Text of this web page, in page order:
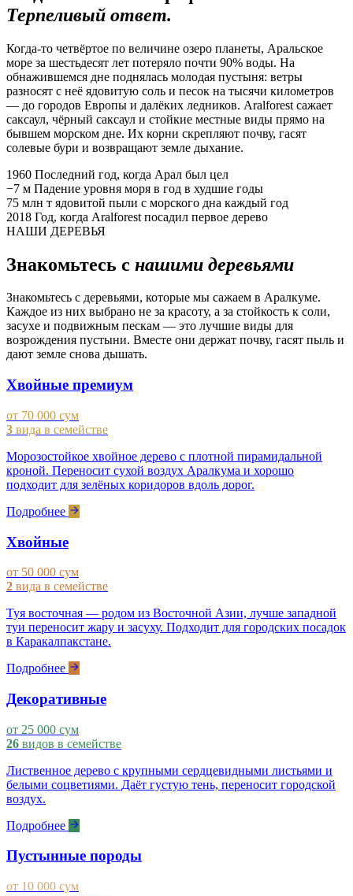
Терпеливый ответ.
Когда-то четвёртое по величине озеро планеты, Аральское
море за шестьдесят лет потеряло почти 90% воды. На
обнажившемся дне поднялась молодая пустыня: ветры
разносят с неё ядовитую соль и песок на тысячи километров
— до городов Европы и далёких ледников. Aralforest сажает
саксаул, чёрный саксаул и стойкие местные виды прямо на
бывшем морском дне. Их корни скрепляют почву, гасят
солевые бури и возвращают земле дыхание.
1960 Последний год, когда Арал был цел
−7 м Падение уровня моря в год в худшие годы
75 млн т ядовитой пыли с морского дна каждый год
2018 Год, когда Aralforest посадил первое дерево
НАШИ ДЕРЕВЬЯ
Знакомьтесь с нашими деревьями
Знакомьтесь с деревьями, которые мы сажаем в Аралкуме.
Каждое из них выбрано не за красоту, а за стойкость к соли,
засухе и подвижным пескам — это лучшие виды для
возрождения пустыни. Вместе они держат почву, гасят пыль и
дают земле снова дышать.
Хвойные премиум
от 70 000 сум
3 вида в семействе
Морозостойкое хвойное дерево с плотной пирамидальной
кроной. Переносит сухой воздух Аралкума и хорошо
подходит для зелёных коридоров вдоль дорог.
Подробнее
Хвойные
от 50 000 сум
2 вида в семействе
Туя восточная — родом из Восточной Азии, лучше западной
туи переносит жару и засуху. Подходит для городских посадок
в Каракалпакстане.
Подробнее
Декоративные
от 25 000 сум
26 видов в семействе
Лиственное дерево с крупными сердцевидными листьями и
белыми соцветиями. Даёт густую тень, переносит городской
воздух.
Подробнее
Пустынные породы
от 10 000 сум